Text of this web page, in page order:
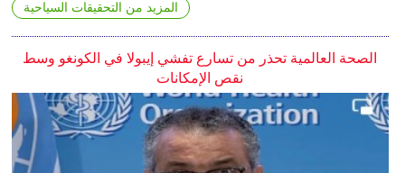
المزيد من التحقيقات السياحية
الصحة العالمية تحذر من تسارع تفشي إيبولا في الكونغو وسط
نقص الإمكانات